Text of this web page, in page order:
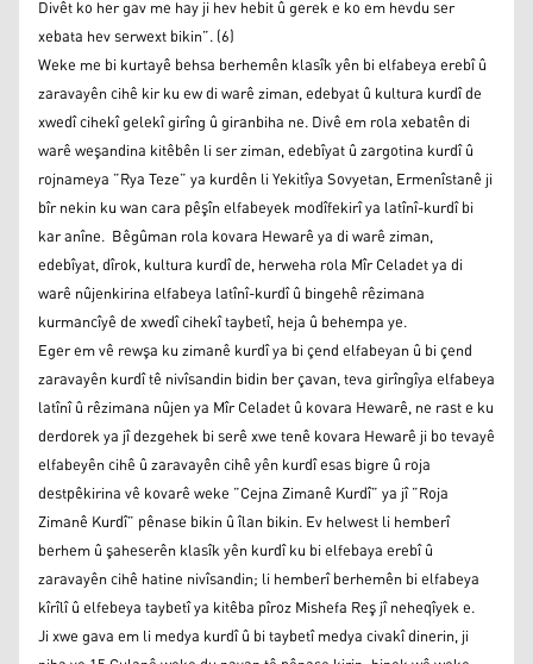
Divêt ko her gav me hay ji hev hebit û gerek e ko em hevdu ser
xebata hev serwext bikin”. (6)
Weke me bi kurtayê behsa berhemên klasîk yên bi elfabeya erebî û
zaravayên cihê kir ku ew di warê ziman, edebyat û kultura kurdî de
xwedî cihekî gelekî girîng û giranbiha ne. Divê em rola xebatên di
warê weşandina kitêbên li ser ziman, edebîyat û zargotina kurdî û
rojnameya ”Rya Teze” ya kurdên li Yekitîya Sovyetan, Ermenîstanê ji
bîr nekin ku wan cara pêşîn elfabeyek modîfekirî ya latînî-kurdî bi
kar anîne. Bêgûman rola kovara Hewarê ya di warê ziman,
edebîyat, dîrok, kultura kurdî de, herweha rola Mîr Celadet ya di
warê nûjenkirina elfabeya latînî-kurdî û bingehê rêzimana
kurmancîyê de xwedî cihekî taybetî, heja û behempa ye.
Eger em vê rewşa ku zimanê kurdî ya bi çend elfabeyan û bi çend
zaravayên kurdî tê nivîsandin bidin ber çavan, teva girîngîya elfabeya
latînî û rêzimana nûjen ya Mîr Celadet û kovara Hewarê, ne rast e ku
derdorek ya jî dezgehek bi serê xwe tenê kovara Hewarê ji bo tevayê
elfabeyên cihê û zaravayên cihê yên kurdî esas bigre û roja
destpêkirina vê kovarê weke ”Cejna Zimanê Kurdî” ya jî ”Roja
Zimanê Kurdî” pênase bikin û îlan bikin. Ev helwest li hemberî
berhem û şaheserên klasîk yên kurdî ku bi elfebaya erebî û
zaravayên cihê hatine nivîsandin; li hemberî berhemên bi elfabeya
kîrîlî û elfebeya taybetî ya kitêba pîroz Mishefa Reş jî neheqîyek e.
Ji xwe gava em li medya kurdî û bi taybetî medya civakî dinerin, ji